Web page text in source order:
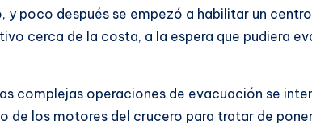
y poco después se empezó a habilitar un
cerca de la costa, a la espera que pudiera
complejas operaciones de evacuación se
de los motores del crucero para tratar de